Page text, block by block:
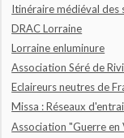
Itinéraire médiéval des
DRAC Lorraine
Lorraine enluminure
Association Séré de
Eclaireurs neutres de
Missa : Réseaux
Association "Guerre en